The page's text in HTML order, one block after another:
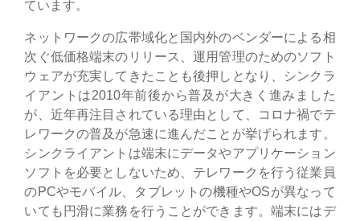
ています。
ネットワークの広帯域化と国内外のベンダーによる相
次ぐ低価格端末のリリース、運用管理のためのソフト
ウェアが充実してきたことも後押しとなり、シンクラ
イアントは2010年前後から普及が大きく進みました
が、近年再注目されている理由として、コロナ禍でテ
レワークの普及が急速に進んだことが挙げられます。
シンクライアントは端末にデータやアプリケーション
ソフトを必要としないため、テレワークを行う従業員
のPCやモバイル、タブレットの機種やOSが異なって
いても円滑に業務を行うことができます。端末にはデ